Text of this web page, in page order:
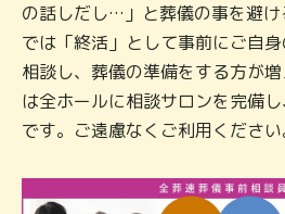
の話しだし…」と葬儀の事を避
では「終活」として事前にご自
相談し、葬儀の準備をする方が
は全ホールに相談サロンを完備
です。ご遠慮なくご利用ください